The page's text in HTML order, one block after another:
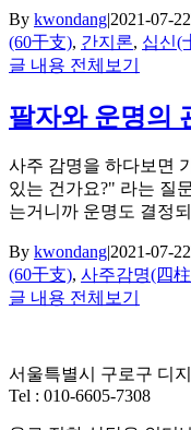
By kwondang|2021-07-
(60干支), 간지론, 십신(
글 내용 전체보기
팔자와 운명의
사주 감명을 하다보면
있는 건가요?" 라는 질
는거니까 운명도 결정
By kwondang|2021-07-
(60干支), 사주감명(四
글 내용 전체보기
서울특별시 구로구 디
Tel : 010-6605-7308